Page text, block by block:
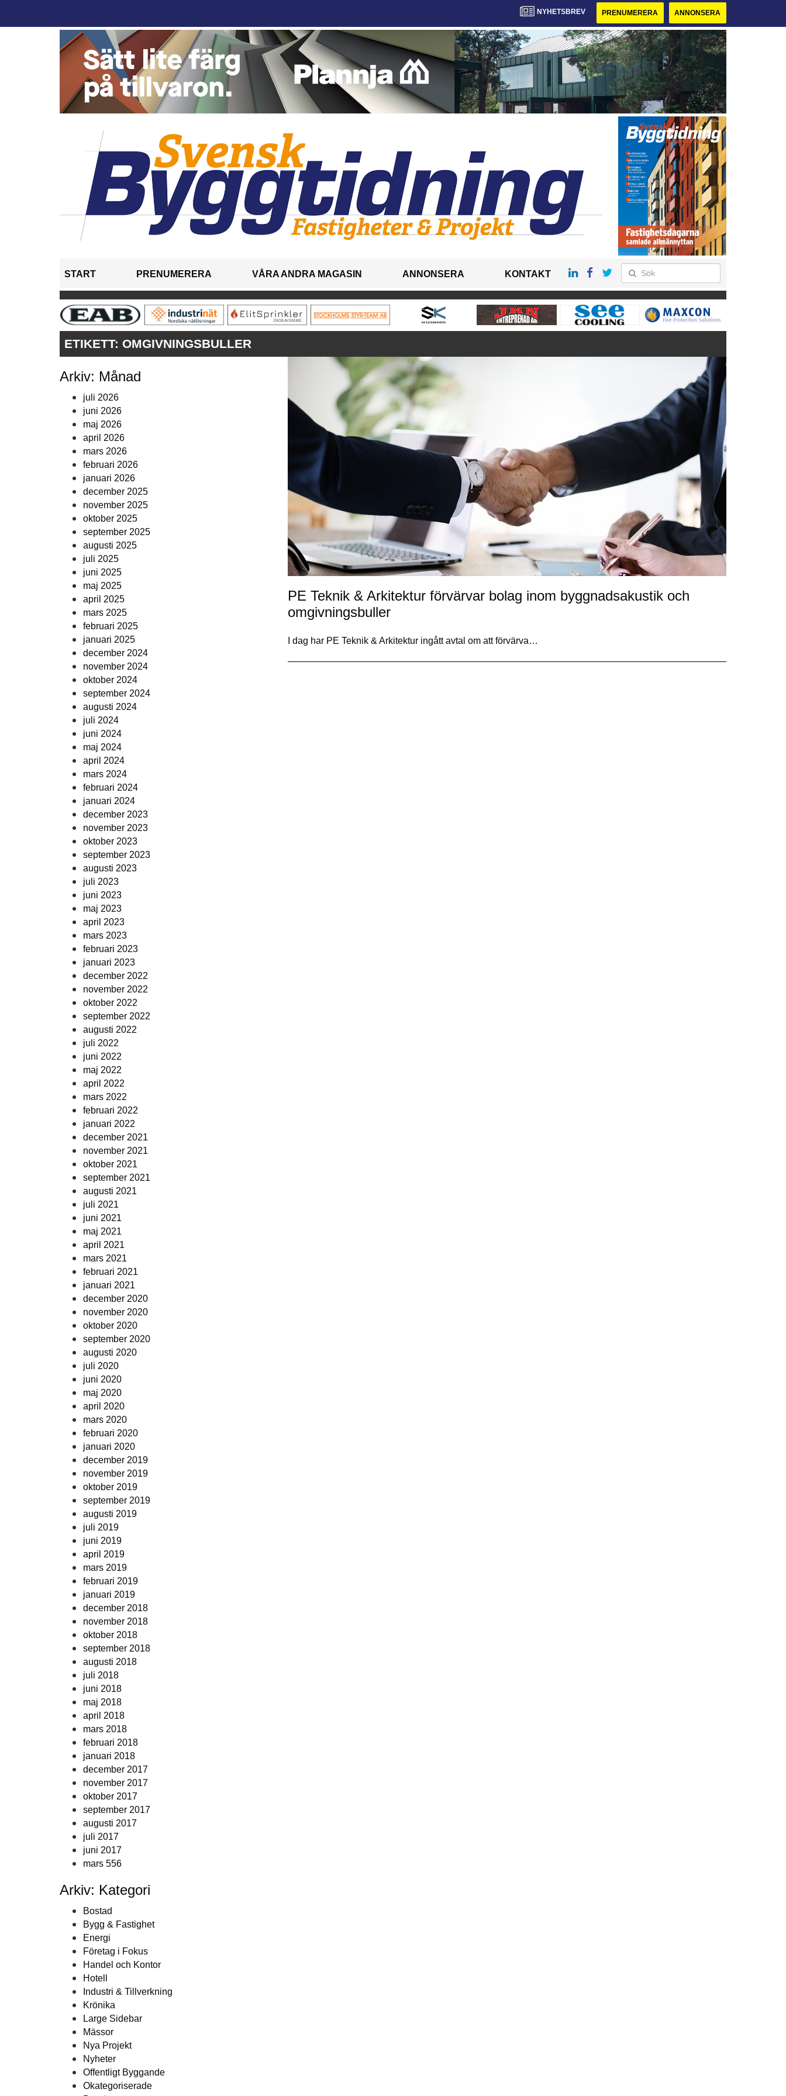
NYHETSBREV PRENUMERERA ANNONSERA
START PRENUMERERA VÅRA ANDRA MAGASIN ANNONSERA KONTAKT
ETIKETT: OMGIVNINGSBULLER
Arkiv: Månad
juli 2026
juni 2026
maj 2026
april 2026
mars 2026
februari 2026
januari 2026
december 2025
november 2025
oktober 2025
september 2025
augusti 2025
juli 2025
juni 2025
maj 2025
april 2025
mars 2025
februari 2025
januari 2025
december 2024
november 2024
oktober 2024
september 2024
augusti 2024
juli 2024
juni 2024
maj 2024
april 2024
mars 2024
februari 2024
januari 2024
december 2023
november 2023
oktober 2023
september 2023
augusti 2023
juli 2023
juni 2023
maj 2023
april 2023
mars 2023
februari 2023
januari 2023
december 2022
november 2022
oktober 2022
september 2022
augusti 2022
juli 2022
juni 2022
maj 2022
april 2022
mars 2022
februari 2022
januari 2022
december 2021
november 2021
oktober 2021
september 2021
augusti 2021
juli 2021
juni 2021
maj 2021
april 2021
mars 2021
februari 2021
januari 2021
december 2020
november 2020
oktober 2020
september 2020
augusti 2020
juli 2020
juni 2020
maj 2020
april 2020
mars 2020
februari 2020
januari 2020
december 2019
november 2019
oktober 2019
september 2019
augusti 2019
juli 2019
juni 2019
april 2019
mars 2019
februari 2019
januari 2019
december 2018
november 2018
oktober 2018
september 2018
augusti 2018
juli 2018
juni 2018
maj 2018
april 2018
mars 2018
februari 2018
januari 2018
december 2017
november 2017
oktober 2017
september 2017
augusti 2017
juli 2017
juni 2017
mars 556
Arkiv: Kategori
Bostad
Bygg & Fastighet
Energi
Företag i Fokus
Handel och Kontor
Hotell
Industri & Tillverkning
Krönika
Large Sidebar
Mässor
Nya Projekt
Nyheter
Offentligt Byggande
Okategoriserade
PE Teknik & Arkitektur förvärvar bolag inom byggnadsakustik och
omgivningsbuller
I dag har PE Teknik & Arkitektur ingått avtal om att förvärva…